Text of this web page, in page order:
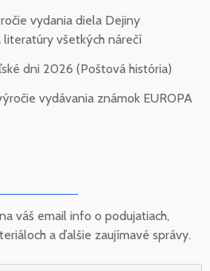
vydania diela Dejiny
literatúry všetkých nárečí
dni 2026 (Poštová história)
vydávania známok EUROPA
váš email info o podujatiach,
a ďalšie zaujímavé správy.